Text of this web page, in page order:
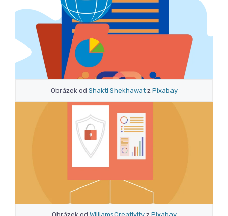
Obrázek od Shakti Shekhawatz Pixabay